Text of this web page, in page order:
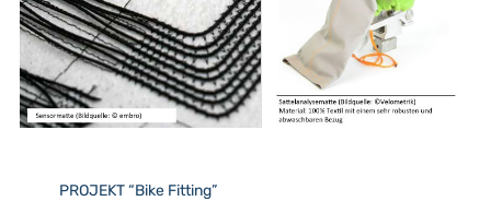
PROJEKT “Bike Fitting”